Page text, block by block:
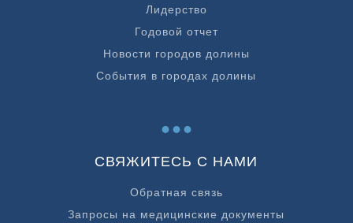
Лидерство
Годовой отчет
Новости городов долины
События в городах долины
...
СВЯЖИТЕСЬ С НАМИ
Обратная связь
Запросы на медицинские документы